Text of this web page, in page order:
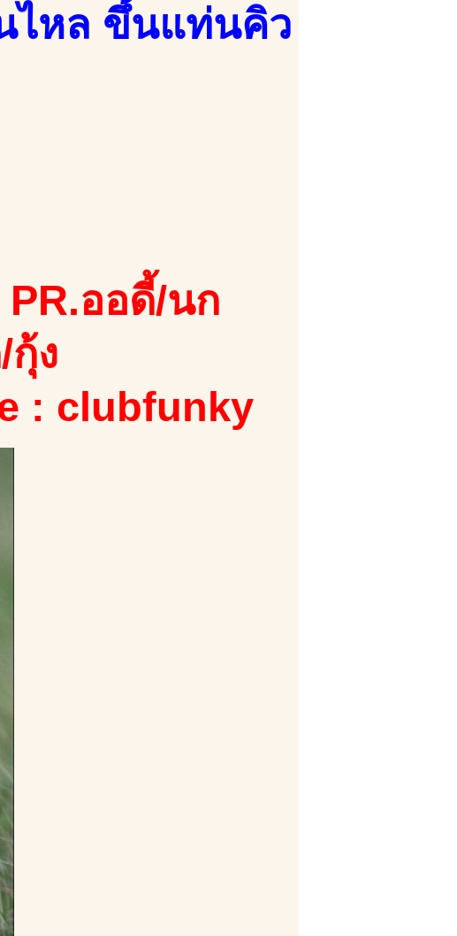
ไหล ขึ้นแท่นคิว
ออดี้/นก
กุ้ง
: clubfunky